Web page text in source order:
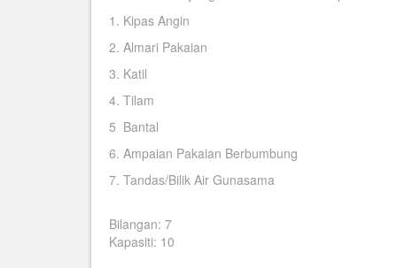
1. Kipas Angin
2. Almari Pakaian
3. Katil
4. Tilam
5 Bantal
6. Ampaian Pakaian Berbumbung
7. Tandas/Bilik Air Gunasama
Bilangan: 7
Kapasiti: 10